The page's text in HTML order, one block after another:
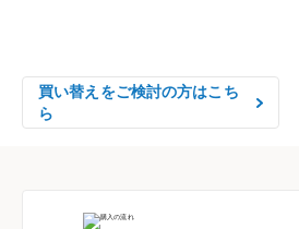
買い替えをご検討の方はこち
ら